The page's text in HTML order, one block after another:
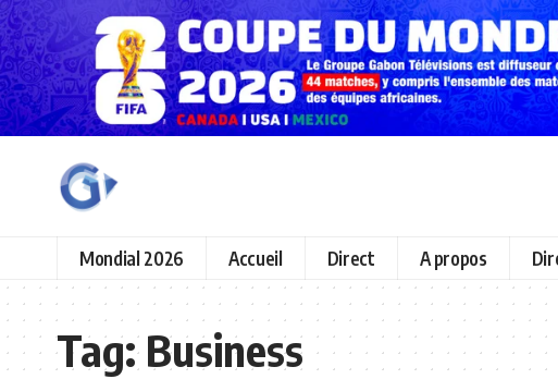
Mondial 2026 Accueil Direct A propos
Tag:Business